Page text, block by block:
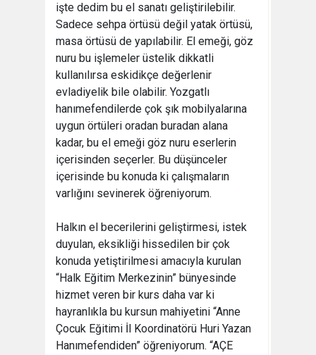
işte dedim bu el sanatı geliştirilebilir.
Sadece sehpa örtüsü değil yatak örtüsü,
masa örtüsü de yapılabilir. El emeği, göz
nuru bu işlemeler üstelik dikkatli
kullanılırsa eskidikçe değerlenir
evladiyelik bile olabilir. Yozgatlı
hanımefendilerde çok şık mobilyalarına
uygun örtüleri oradan buradan alana
kadar, bu el emeği göz nuru eserlerin
içerisinden seçerler. Bu düşünceler
içerisinde bu konuda ki çalışmaların
varlığını sevinerek öğreniyorum.
Halkın el becerilerini geliştirmesi, istek
duyulan, eksikliği hissedilen bir çok
konuda yetiştirilmesi amacıyla kurulan
“Halk Eğitim Merkezinin” bünyesinde
hizmet veren bir kurs daha var ki
hayranlıkla bu kursun mahiyetini “Anne
Çocuk Eğitimi İl Koordinatörü Huri Yazan
Hanımefendiden” öğreniyorum. “AÇE